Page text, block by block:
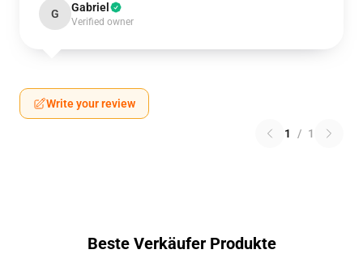
G Gabriel
Verified owner
Write your review
1 / 1
Beste Verkäufer Produkte